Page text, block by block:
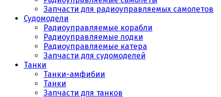
Запчасти для радиоуправляемых самолетов
Судомодели
Радиоуправляемые корабли
Радиоуправляемые лодки
Радиоуправляемые катера
Запчасти для судомоделей
Танки
Танки-амфибии
Танки
Запчасти для танков